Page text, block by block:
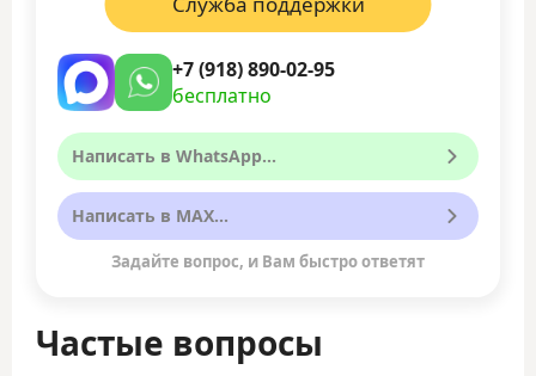
Частые вопросы
+7 (918) 890-02-95
бесплатно
Написать в WhatsApp...
Написать в MAX...
Задайте вопрос, и Вам быстро ответят